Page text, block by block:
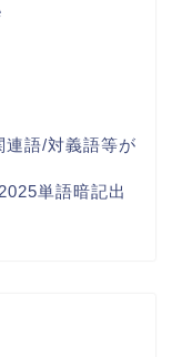
語/対義語等が
単語暗記出